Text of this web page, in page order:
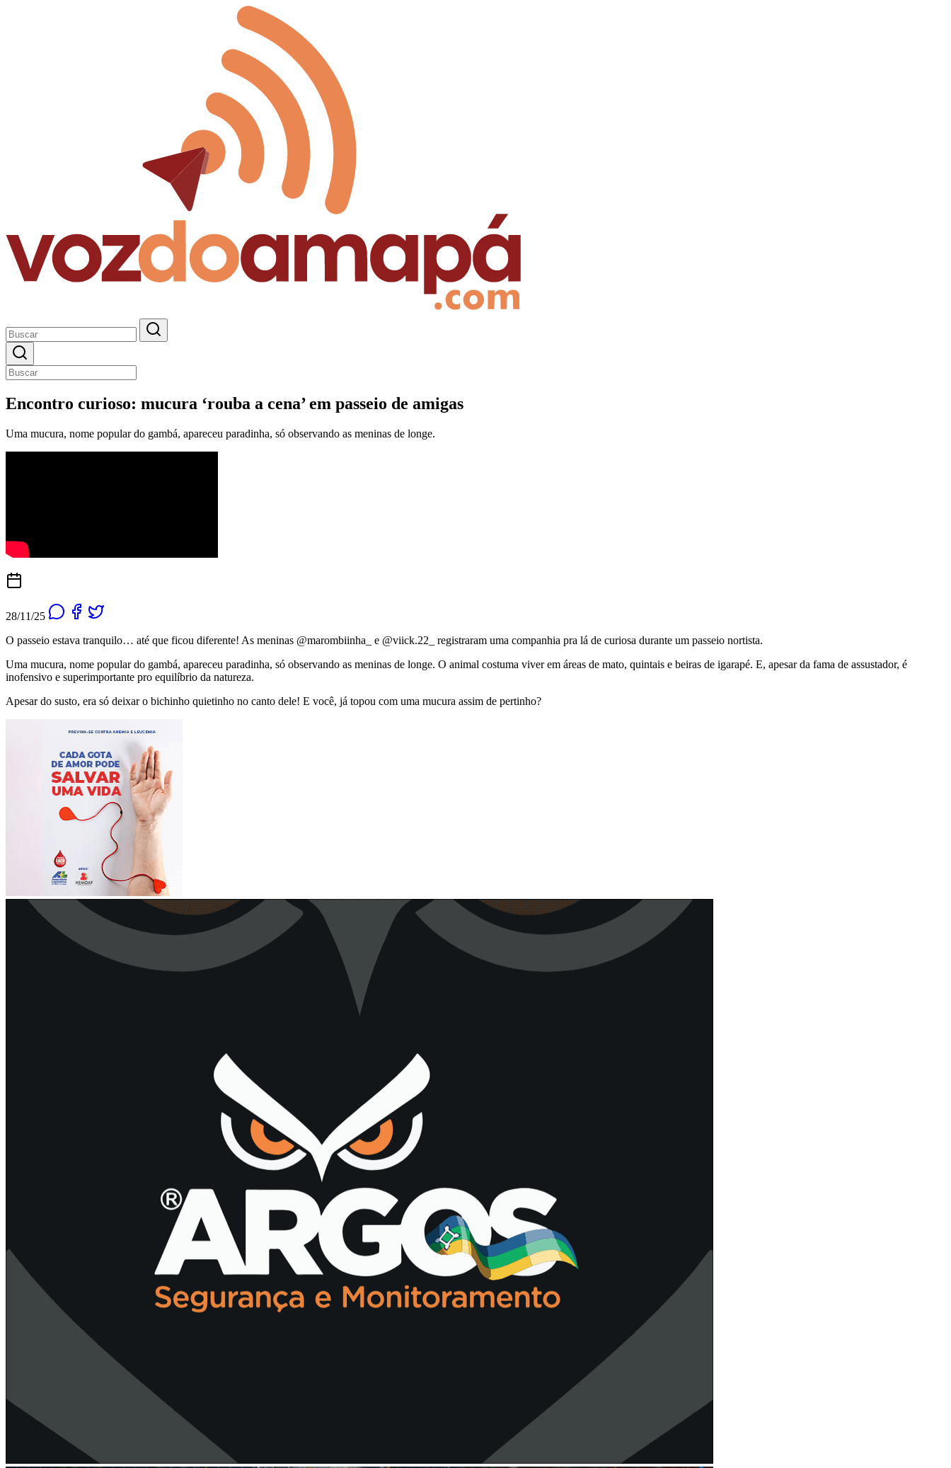
Encontro curioso: mucura ‘rouba a cena’ em passeio de amigas
Uma mucura, nome popular do gambá, apareceu paradinha, só observando as meninas de longe.
28/11/25
O passeio estava tranquilo… até que ficou diferente! As meninas @marombiinha_ e @viick.22_ registraram uma companhia pra lá de curiosa durante um passeio nortista.
Uma mucura, nome popular do gambá, apareceu paradinha, só observando as meninas de longe. O animal costuma viver em áreas de mato, quintais e beiras de igarapé. E, apesar da fama de assustador, é
inofensivo e superimportante pro equilíbrio da natureza.
Apesar do susto, era só deixar o bichinho quietinho no canto dele! E você, já topou com uma mucura assim de pertinho?